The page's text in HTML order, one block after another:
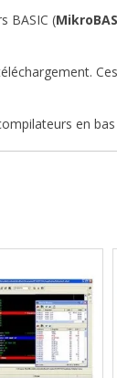
BASIC (
en